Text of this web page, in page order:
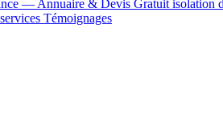
— Annuaire & Devis Gratuit isolation
Témoignages